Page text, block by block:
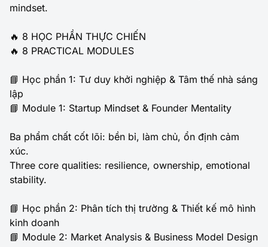
mindset.
🔥 8 HỌC PHẦN THỰC CHIẾN
🔥 8 PRACTICAL MODULES
📘 Học phần 1: Tư duy khởi nghiệp & Tâm thế nhà sáng
lập
📘 Module 1: Startup Mindset & Founder Mentality
Ba phẩm chất cốt lõi: bền bỉ, làm chủ, ổn định cảm
xúc.
Three core qualities: resilience, ownership, emotional
stability.
📘 Học phần 2: Phân tích thị trường & Thiết kế mô hình
kinh doanh
📘 Module 2: Market Analysis & Business Model Design